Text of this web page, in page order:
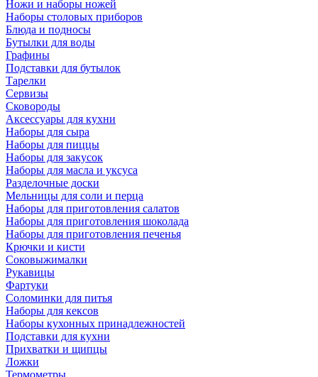
Ножи и наборы ножей
Наборы столовых приборов
Блюда и подносы
Бутылки для воды
Графины
Подставки для бутылок
Тарелки
Сервизы
Сковороды
Аксессуары для кухни
Наборы для сыра
Наборы для пиццы
Наборы для закусок
Наборы для масла и уксуса
Разделочные доски
Мельницы для соли и перца
Наборы для приготовления салатов
Наборы для приготовления шоколада
Наборы для приготовления печенья
Крючки и кисти
Соковыжималки
Рукавицы
Фартуки
Соломинки для питья
Наборы для кексов
Наборы кухонных принадлежностей
Подставки для кухни
Прихватки и щипцы
Ложки
Термометры